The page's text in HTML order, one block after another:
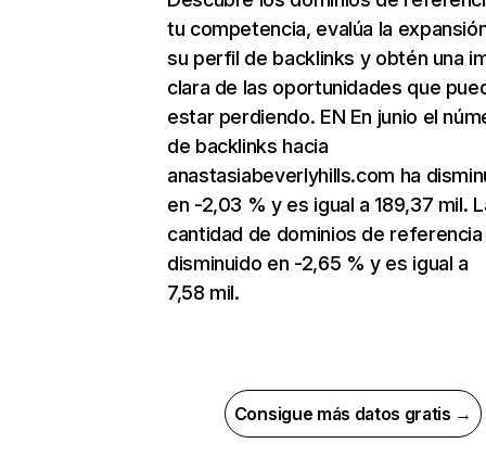
tu competencia, evalúa la
su perfil de backlinks y obtén una
clara de las oportunidades que
estar perdiendo. EN En junio el
de backlinks hacia
anastasiabeverlyhills.com ha
en -2,03 % y es igual a 189,37 mil.
cantidad de dominios de referencia
disminuido en -2,65 % y es igual a
7,58 mil.
Consigue más datos gratis →